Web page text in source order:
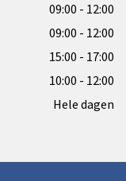
09:00 - 12:00
09:00 - 12:00
15:00 - 17:00
10:00 - 12:00
Hele dagen